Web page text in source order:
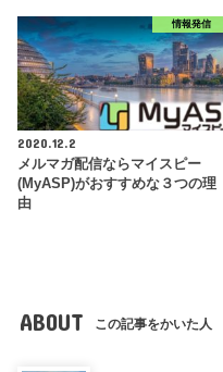
情報発信
2020.12.2
メルマガ配信ならマイスピー
(MyASP)がおすすめな３つの理
由
ABOUT この記事をかいた人